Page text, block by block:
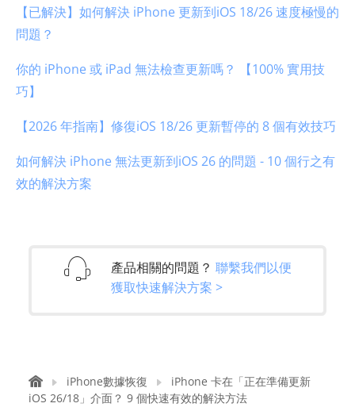
【已解決】如何解決 iPhone 更新到iOS 18/26 速度極慢的
問題？
你的 iPhone 或 iPad 無法檢查更新嗎？ 【100% 實用技
巧】
【2026 年指南】修復iOS 18/26 更新暫停的 8 個有效技巧
如何解決 iPhone 無法更新到iOS 26 的問題 - 10 個行之有
效的解決方案
產品相關的問題？ 聯繫我們以便
獲取快速解決方案 >
iPhone數據恢復
iPhone 卡在「正在準備更新
iOS 26/18」介面？ 9 個快速有效的解決方法